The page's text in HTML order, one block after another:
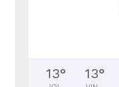
13° 13°